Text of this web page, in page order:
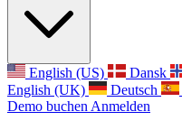
English (US) Dansk
English (UK)
Deutsch
Demo buchen Anmelden